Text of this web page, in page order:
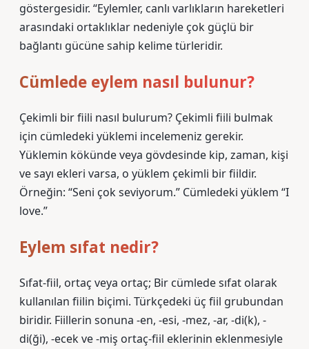
göstergesidir. “Eylemler, canlı varlıkların hareketleri
arasındaki ortaklıklar nedeniyle çok güçlü bir
bağlantı gücüne sahip kelime türleridir.
Cümlede eylem nasıl bulunur?
Çekimli bir fiili nasıl bulurum? Çekimli fiili bulmak
için cümledeki yüklemi incelemeniz gerekir.
Yüklemin kökünde veya gövdesinde kip, zaman, kişi
ve sayı ekleri varsa, o yüklem çekimli bir fiildir.
Örneğin: “Seni çok seviyorum.” Cümledeki yüklem “I
love.”
Eylem sıfat nedir?
Sıfat-fiil, ortaç veya ortaç; Bir cümlede sıfat olarak
kullanılan fiilin biçimi. Türkçedeki üç fiil grubundan
biridir. Fiillerin sonuna -en, -esi, -mez, -ar, -di(k), -
di(ği), -ecek ve -miş ortaç-fiil eklerinin eklenmesiyle